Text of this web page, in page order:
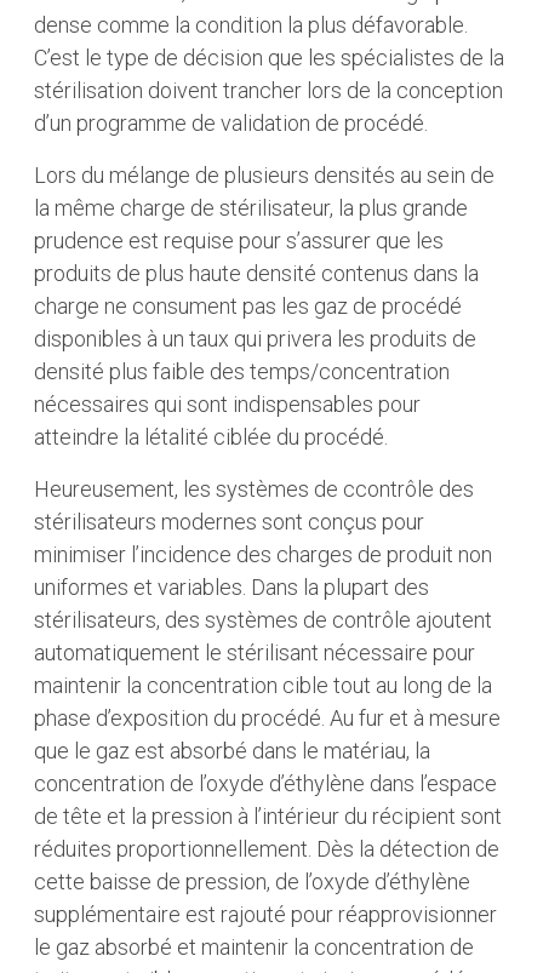
dense comme la condition la plus défavorable.
C’est le type de décision que les spécialistes de la
stérilisation doivent trancher lors de la conception
d’un programme de validation de procédé.
Lors du mélange de plusieurs densités au sein de
la même charge de stérilisateur, la plus grande
prudence est requise pour s’assurer que les
produits de plus haute densité contenus dans la
charge ne consument pas les gaz de procédé
disponibles à un taux qui privera les produits de
densité plus faible des temps/concentration
nécessaires qui sont indispensables pour
atteindre la létalité ciblée du procédé.
Heureusement, les systèmes de ccontrôle des
stérilisateurs modernes sont conçus pour
minimiser l’incidence des charges de produit non
uniformes et variables. Dans la plupart des
stérilisateurs, des systèmes de contrôle ajoutent
automatiquement le stérilisant nécessaire pour
maintenir la concentration cible tout au long de la
phase d’exposition du procédé. Au fur et à mesure
que le gaz est absorbé dans le matériau, la
concentration de l’oxyde d’éthylène dans l’espace
de tête et la pression à l’intérieur du récipient sont
réduites proportionnellement. Dès la détection de
cette baisse de pression, de l’oxyde d’éthylène
supplémentaire est rajouté pour réapprovisionner
le gaz absorbé et maintenir la concentration de